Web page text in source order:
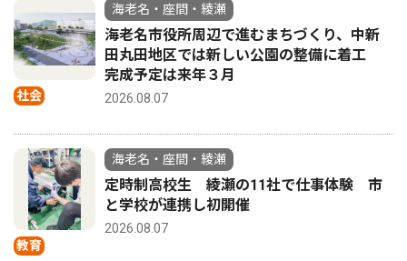
社会
海老名・座間・綾瀬
海老名市役所周辺で進むまちづくり、中新
田丸田地区では新しい公園の整備に着工
完成予定は来年３月
2026.08.07
教育
海老名・座間・綾瀬
定時制高校生 綾瀬の11社で仕事体験 市
と学校が連携し初開催
2026.08.07